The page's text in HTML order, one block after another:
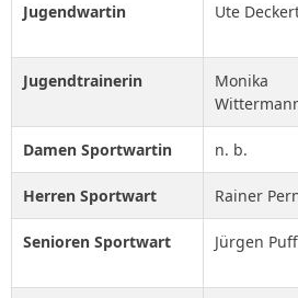
Jugendwartin Ute
Jugendtrainerin
Monika
Damen Sportwartin n. b.
Herren Sportwart Rainer
Senioren Sportwart Jürgen Puff